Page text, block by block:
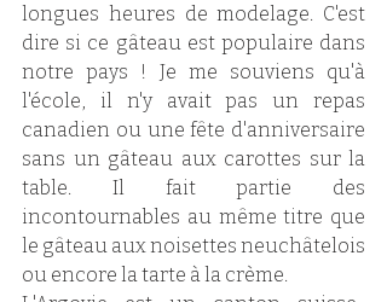
longues heures de modelage. C'est
dire si ce gâteau est populaire dans
notre pays ! Je me souviens qu'à
l'école, il n'y avait pas un repas
canadien ou une fête d'anniversaire
sans un gâteau aux carottes sur la
table. Il fait partie des
incontournables au même titre que
le gâteau aux noisettes neuchâtelois
ou encore la tarte à la crème.